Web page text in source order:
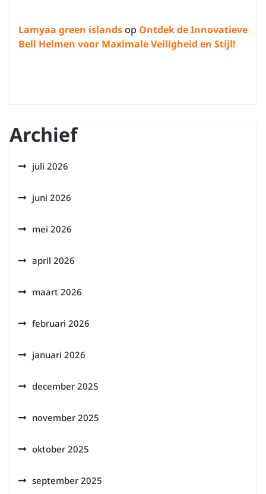
Lamyaa green islandsop Ontdek de Innovatieve
Bell Helmen voor Maximale Veiligheid en Stijl!
Archief
juli 2026
juni 2026
mei 2026
april 2026
maart 2026
februari 2026
januari 2026
december 2025
november 2025
oktober 2025
september 2025